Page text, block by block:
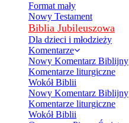
Format mały
Nowy Testament
Biblia Jubileuszowa
Dla dzieci i młodzieży
Komentarze
Nowy Komentarz Biblijny
Komentarze liturgiczne
Wokół Biblii
Nowy Komentarz Biblijny
Komentarze liturgiczne
Wokół Biblii